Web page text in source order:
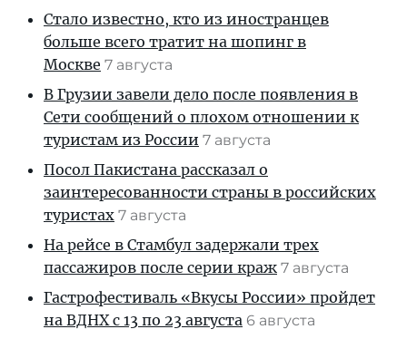
Стало известно, кто из иностранцев
больше всего тратит на шопинг в
Москве 7 августа
В Грузии завели дело после появления в
Сети сообщений о плохом отношении к
туристам из России 7 августа
Посол Пакистана рассказал о
заинтересованности страны в российских
туристах 7 августа
На рейсе в Стамбул задержали трех
пассажиров после серии краж 7 августа
Гастрофестиваль «Вкусы России» пройдет
на ВДНХ с 13 по 23 августа 6 августа